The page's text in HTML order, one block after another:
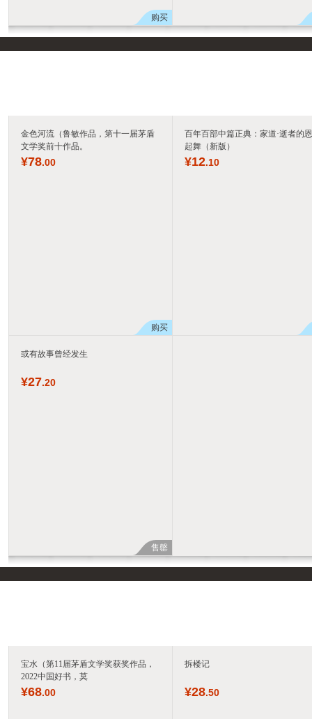
购买
金色河流（鲁敏作品，第十一届茅盾
文学奖前十作品。
¥78.00
购买
百年百部中篇正典：家道·逝者的
起舞（新版）
¥12.10
或有故事曾经发生
¥27.20
售罄
宝水（第11届茅盾文学奖获奖作品，
2022中国好书，莫
¥68.00
拆楼记
¥28.50